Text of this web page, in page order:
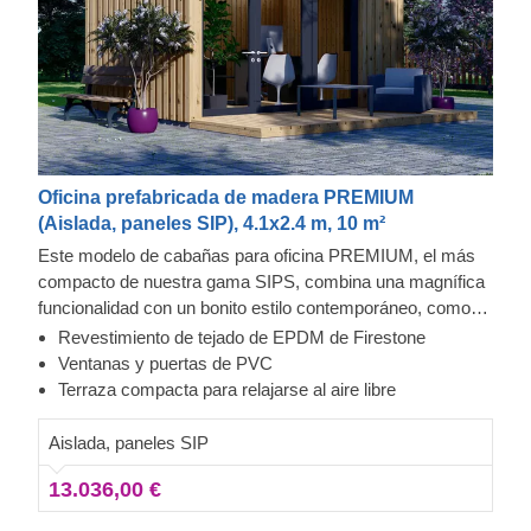
Oficina prefabricada de madera PREMIUM
(Aislada, paneles SIP), 4.1x2.4 m, 10 m²
Este modelo de cabañas para oficina PREMIUM, el más
compacto de nuestra gama SIPS, combina una magnífica
funcionalidad con un bonito estilo contemporáneo, como
todos los modelos más grandes de esta gama. Si buscas
una solución asequible, que no sobrecargue tu jardín y te
permita disponer de un espacio dedicado al trabajo o a tu
Revestimiento de tejado de EPDM de Firestone
Ventanas y puertas de PVC
Terraza compacta para relajarse al aire libre
Aislada, paneles SIP
13.036,00 €